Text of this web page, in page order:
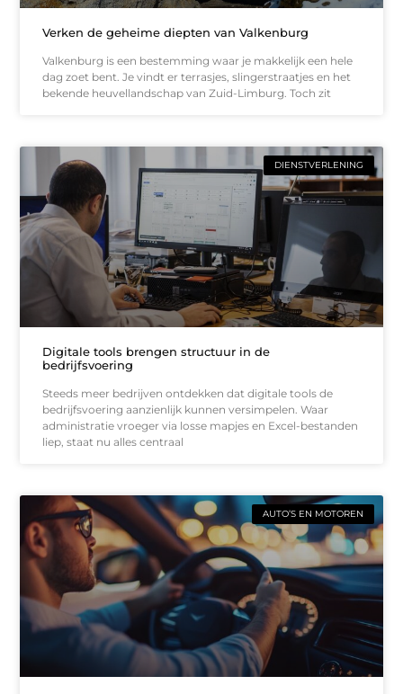
Verken de geheime diepten van Valkenburg
Valkenburg is een bestemming waar je makkelijk een hele
dag zoet bent. Je vindt er terrasjes, slingerstraatjes en het
bekende heuvellandschap van Zuid-Limburg. Toch zit
DIENSTVERLENING
Digitale tools brengen structuur in de
bedrijfsvoering
Steeds meer bedrijven ontdekken dat digitale tools de
bedrijfsvoering aanzienlijk kunnen versimpelen. Waar
administratie vroeger via losse mapjes en Excel-bestanden
liep, staat nu alles centraal
AUTO’S EN MOTOREN